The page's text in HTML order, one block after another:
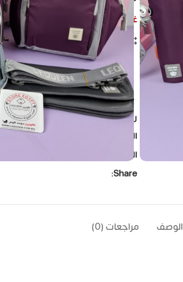
غير متوفر في المخزون
مقارنة
إضافة الى المفضلة
watching this product now!
رمز المنتج:LQ-7TH-SET-Purple
التصنيفات:
الجيل السابع
الوسوم:
Share:
الوصف مراجعات (0)